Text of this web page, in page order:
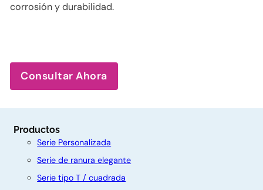
corrosión y durabilidad.
Consultar Ahora
Productos
Serie Personalizada
Serie de ranura elegante
Serie tipo T / cuadrada